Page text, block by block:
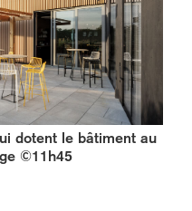
dotent le bâtiment au
©11h45